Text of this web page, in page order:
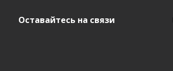
Оставайтесь на связи